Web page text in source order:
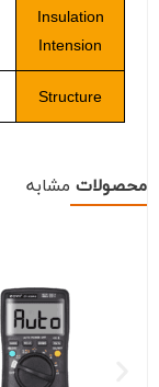
Insulation
Intension
Structure
محصولات مشابه